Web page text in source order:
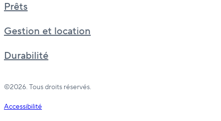
Prêts
Gestion et location
Durabilité
©2026. Tous droits réservés.
Accessibilité